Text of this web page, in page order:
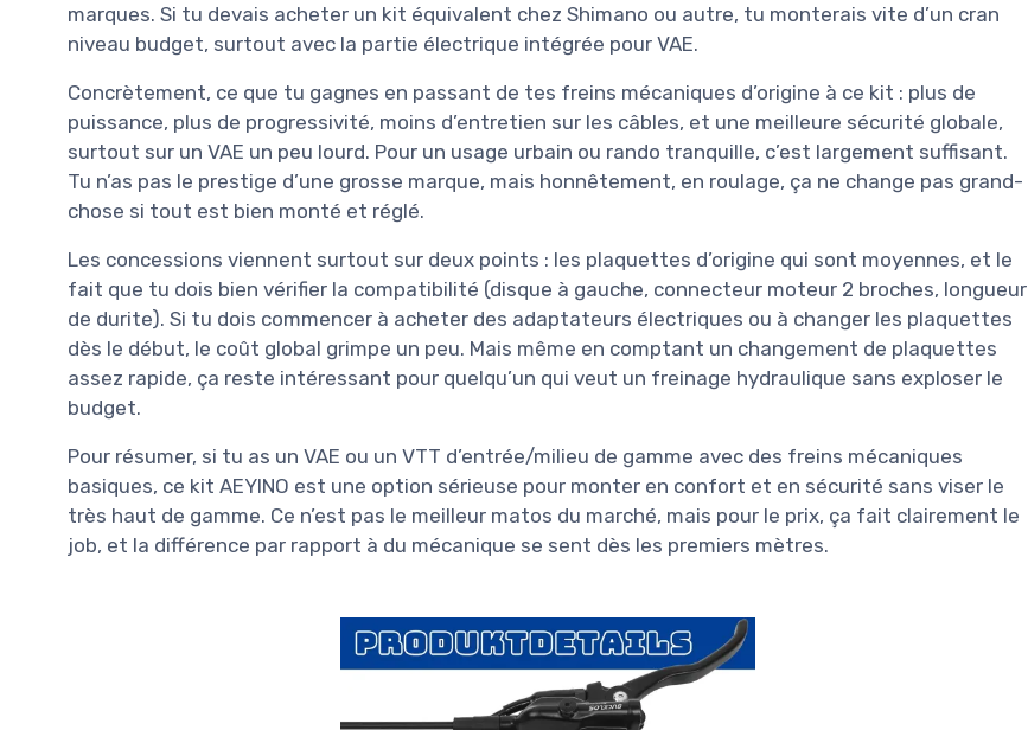
marques. Si tu devais acheter un kit équivalent chez Shimano ou autre, tu monterais vite d’un cran
niveau budget, surtout avec la partie électrique intégrée pour VAE.
Concrètement, ce que tu gagnes en passant de tes freins mécaniques d’origine à ce kit : plus de
puissance, plus de progressivité, moins d’entretien sur les câbles, et une meilleure sécurité globale,
surtout sur un VAE un peu lourd. Pour un usage urbain ou rando tranquille, c’est largement suffisant.
Tu n’as pas le prestige d’une grosse marque, mais honnêtement, en roulage, ça ne change pas grand-
chose si tout est bien monté et réglé.
Les concessions viennent surtout sur deux points : les plaquettes d’origine qui sont moyennes, et le
fait que tu dois bien vérifier la compatibilité (disque à gauche, connecteur moteur 2 broches, longueur
de durite). Si tu dois commencer à acheter des adaptateurs électriques ou à changer les plaquettes
dès le début, le coût global grimpe un peu. Mais même en comptant un changement de plaquettes
assez rapide, ça reste intéressant pour quelqu’un qui veut un freinage hydraulique sans exploser le
budget.
Pour résumer, si tu as un VAE ou un VTT d’entrée/milieu de gamme avec des freins mécaniques
basiques, ce kit AEYINO est une option sérieuse pour monter en confort et en sécurité sans viser le
très haut de gamme. Ce n’est pas le meilleur matos du marché, mais pour le prix, ça fait clairement le
job, et la différence par rapport à du mécanique se sent dès les premiers mètres.